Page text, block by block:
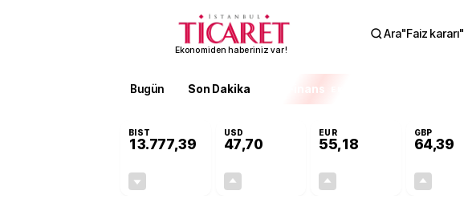
Ekonomiden haberiniz var!
Ara"Faiz kararı"
Bugün Son Dakika Finans
BIST
13.777,39
USD
47,70
EUR
55,18
GBP
64,39